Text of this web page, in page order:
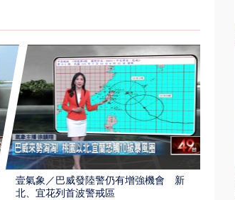
壹氣象／巴威發陸警仍有增強機會 新
北、宜花列首波警戒區